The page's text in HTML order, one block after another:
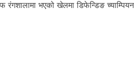
भएको खेलमा डिफेन्डिङ